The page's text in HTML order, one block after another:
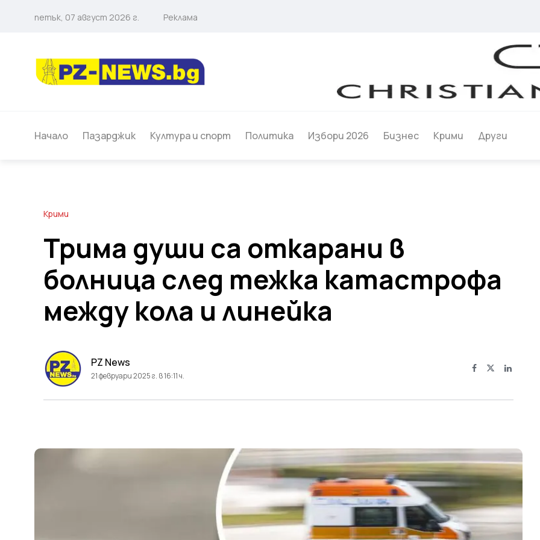
петък, 07 август 2026 г. Реклама
Начало Пазарджик Култура и спорт Политика Избори 2026 Бизнес Крими Други
Крими
Трима души са откарани в
болница след тежка катастрофа
между кола и линейка
PZ News
21 февруари 2025 г. в 16:11 ч.